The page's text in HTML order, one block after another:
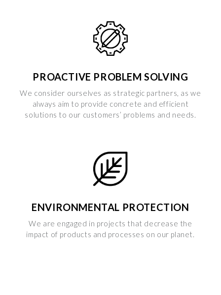
PROACTIVE PROBLEM SOLVING
We consider ourselves as strategic partners, as we
always aim to provide concrete and efficient
solutions to our customers’ problems and needs.
ENVIRONMENTAL PROTECTION
We are engaged in projects that decrease the
impact of products and processes on our planet.